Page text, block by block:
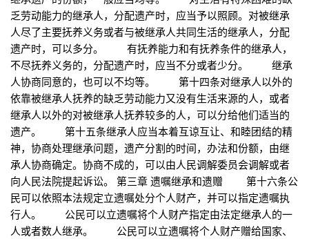
乏劳动能力的继承人，分配遗产时，应当予以照顾。对被继承
人尽了主要抚养义务或者与被继承人共同生活的继承人，分配
遗产时，可以多分。 有抚养能力和有抚养条件的继承人，
不尽抚养义务的，分配遗产时，应当不分或者少分。 继承
人协商同意的，也可以不均等。 第十四条对继承人以外的
依靠被继承人抚养的缺乏劳动能力又没有生活来源的人，或者
继承人以外的对被继承人抚养较多的人，可以分给他们适当的
遗产。 第十五条继承人应当本着互谅互让、和睦团结的精
神，协商处理继承问题，遗产分割的时间，办法和份额，由继
承人协商确定。协商不成的，可以由人民调解委员会调解或者
向人民法院提起诉讼。 第三章 遗嘱继承和遗赠 第十六条公
民可以依照本法规定立遗嘱处分个人财产，并可以指定遗嘱执
行人。 公民可以立遗嘱将个人财产指定由法定继承人的一
人或者数人继承。 公民可以立遗嘱将个人财产赠给国家、